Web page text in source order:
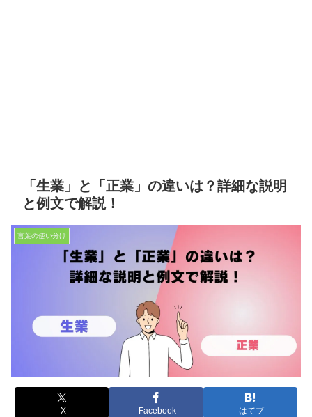
「生業」と「正業」の違いは？詳細な説明
と例文で解説！
言葉の使い分け
X Facebook はてブ